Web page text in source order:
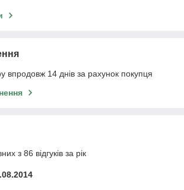
впродовж 14 днів за рахунок покупця
з 86 відгуків за рік